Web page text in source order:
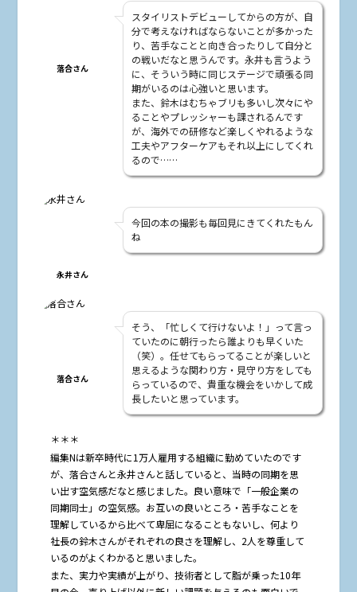
落合さん
スタイリストデビューしてからの方が、自
分で考えなければならないことが多かった
り、苦手なことと向き合ったりして自分と
の戦いだなと思うんです。永井も言うよう
に、そういう時に同じステージで頑張る同
期がいるのは心強いと思います。
また、鈴木はむちゃブリも多いし次々にや
ることやプレッシャーも課されるんです
が、海外での研修など楽しくやれるような
工夫やアフターケアもそれ以上にしてくれ
るので……
永井さん
今回の本の撮影も毎回見にきてくれたもん
ね
落合さん
そう、「忙しくて行けないよ！」って言っ
ていたのに朝行ったら誰よりも早くいた
（笑）。任せてもらってることが楽しいと
思えるような関わり方・見守り方をしても
らっているので、貴重な機会をいかして成
長したいと思っています。
＊＊＊
編集Nは新卒時代に1万人雇用する組織に勤めていたのです
が、落合さんと永井さんと話していると、当時の同期を思
い出す空気感だなと感じました。良い意味で「一般企業の
同期同士」の空気感。お互いの良いところ・苦手なことを
理解しているから比べて卑屈になることもないし、何より
社長の鈴木さんがそれぞれの良さを理解し、2人を尊重して
いるのがよくわかると思いました。
また、実力や実績が上がり、技術者として脂が乗った10年